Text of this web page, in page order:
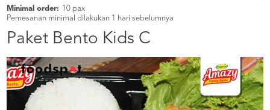
KATA
MEREKA
KATALOG
LOYALTY
PROGRAM
FAQ
ABOUT
Minimal order: 10 pax
Pemesanan minimal dilakukan 1 hari sebelumnya
Paket Bento Kids C